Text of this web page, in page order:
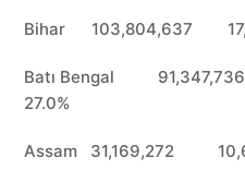
Bihar 103,804,637
Batı Bengal
27.0%
Assam 31,169,272